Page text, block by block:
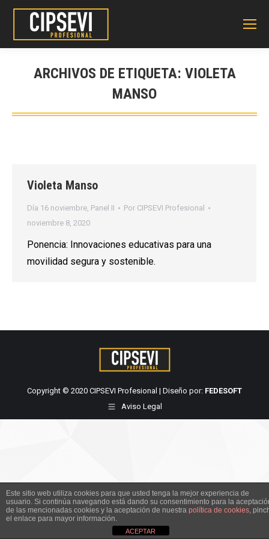
ARCHIVOS DE ETIQUETA: VIOLETA
MANSO
Violeta Manso
Día 16 noviembre, Panel II Por CIPSEVI Profesional
noviembre 8, 2020
Ponencia: Innovaciones educativas para una
movilidad segura y sostenible.
Copyright © 2020 CIPSEVI Profesional | Diseño por: FEDESOFT
Aviso Legal
Este sitio web utiliza cookies para que usted tenga la mejor experiencia de
usuario. Si continúa navegando está dando su consentimiento para la
de las mencionadas cookies y la aceptación de nuestra política de cookies,
el enlace para mayor información.
ACEPTAR